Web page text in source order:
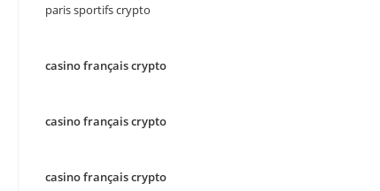
paris sportifs crypto
casino français crypto
casino français crypto
casino français crypto